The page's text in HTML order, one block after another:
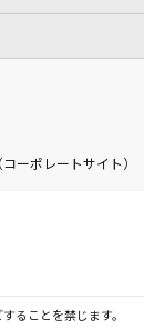
ーポレートサイト）
ることを禁じます。